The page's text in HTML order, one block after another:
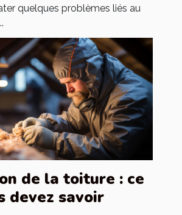
quelques problèmes liés au
de la toiture : ce
devez savoir